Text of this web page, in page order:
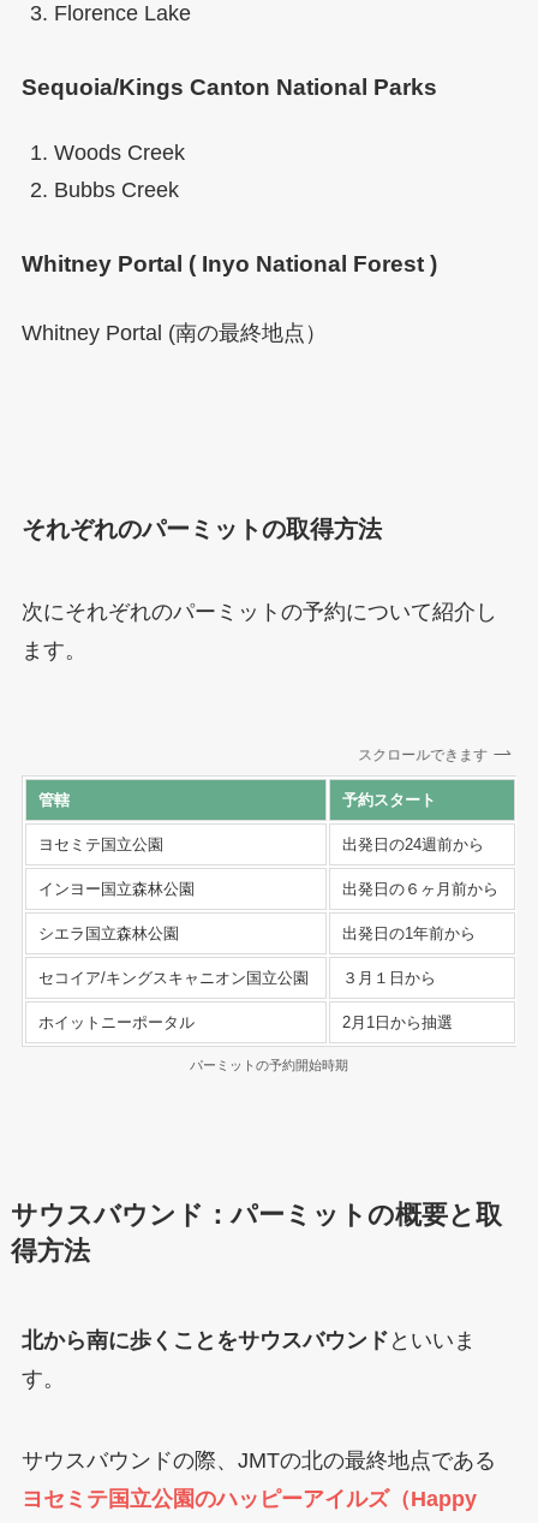
Florence Lake
Sequoia/Kings Canton National Parks
Woods Creek
Bubbs Creek
Whitney Portal ( Inyo National Forest )
Whitney Portal (南の最終地点）
それぞれのパーミットの取得方法
次にそれぞれのパーミットの予約について紹介し
ます。
スクロールできます
管轄 予約スタート
ヨセミテ国立公園 出発日の24週前から
インヨー国立森林公園 出発日の６ヶ月前から
シエラ国立森林公園 出発日の1年前から
セコイア/キングスキャニオン国立公園 ３月１日から
ホイットニーポータル 2月1日から抽選
パーミットの予約開始時期
サウスバウンド：パーミットの概要と取
得方法
北から南に歩くことをサウスバウンド といいま
す。
サウスバウンドの際、JMTの北の最終地点である
ヨセミテ国立公園のハッピーアイルズ（Happy